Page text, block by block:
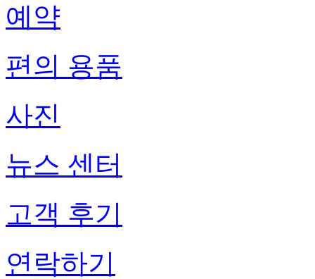
예약
편의 용품
사진
뉴스 센터
고객 후기
연락하기